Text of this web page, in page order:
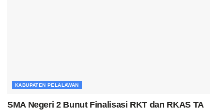
KABUPATEN PELALAWAN
SMA Negeri 2 Bunut Finalisasi RKT dan RKAS TA